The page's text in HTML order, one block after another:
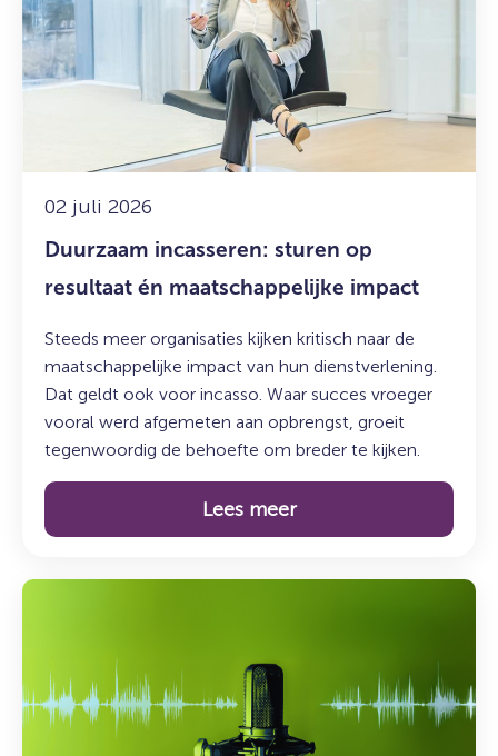
02 juli 2026
Duurzaam incasseren: sturen op
resultaat én maatschappelijke impact
Steeds meer organisaties kijken kritisch naar de
maatschappelijke impact van hun dienstverlening.
Dat geldt ook voor incasso. Waar succes vroeger
vooral werd afgemeten aan opbrengst, groeit
tegenwoordig de behoefte om breder te kijken.
Lees meer
incasseren:
sturen
op
resultaat
impact
Lees
Syncasso
Podcast